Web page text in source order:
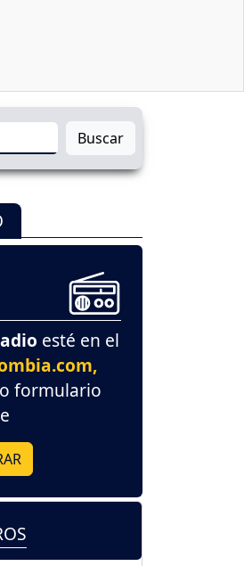
Buscar
esté en el
formulario